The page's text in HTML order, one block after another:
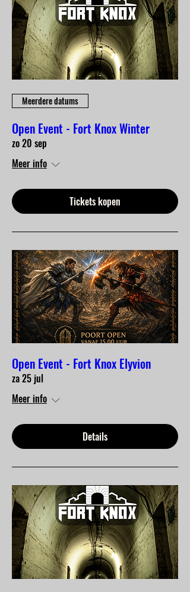
Meerdere datums
Open Event - Fort Knox Winter
zo 20 sep
Meer info
Tickets kopen
Open Event - Fort Knox Elyvion
za 25 jul
Meer info
Details